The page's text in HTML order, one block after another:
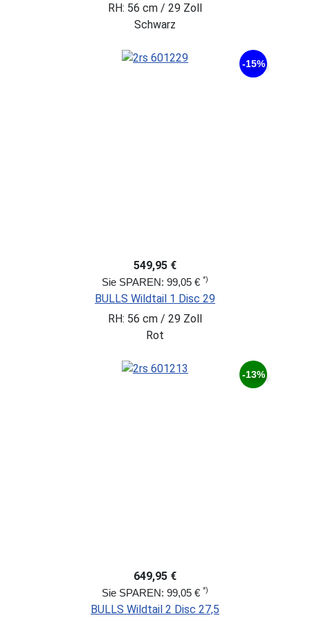
RH: 56 cm / 29 Zoll
Schwarz
-15%
549,95 €
Sie SPAREN: 99,05 € *)
BULLS Wildtail 1 Disc 29
RH: 56 cm / 29 Zoll
Rot
-13%
649,95 €
Sie SPAREN: 99,05 € *)
BULLS Wildtail 2 Disc 27,5